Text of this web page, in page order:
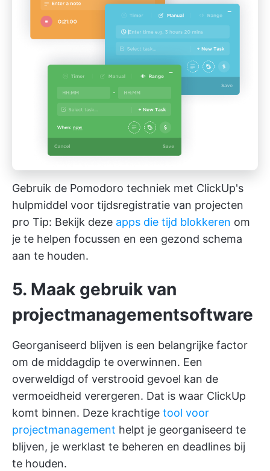
Gebruik de Pomodoro techniek met ClickUp's
hulpmiddel voor tijdsregistratie van projecten
pro Tip: Bekijk deze apps die tijd blokkeren om
je te helpen focussen en een gezond schema
aan te houden.
5. Maak gebruik van
projectmanagementsoftware
Georganiseerd blijven is een belangrijke factor
om de middagdip te overwinnen. Een
overweldigd of verstrooid gevoel kan de
vermoeidheid verergeren. Dat is waar ClickUp
komt binnen. Deze krachtige tool voor
projectmanagement helpt je georganiseerd te
blijven, je werklast te beheren en deadlines bij
te houden.